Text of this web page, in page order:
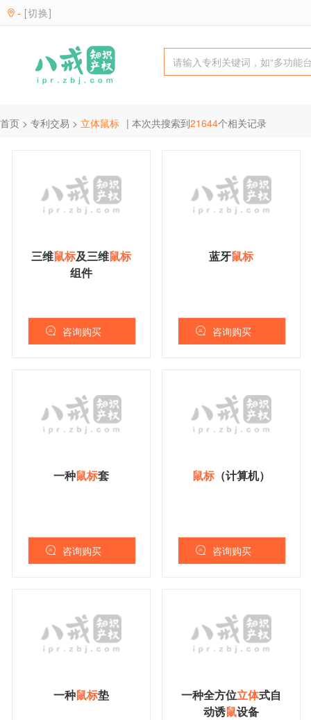
- [切换]
首页 > 专利交易 > 立体鼠标 | 本次共搜索到21644个相关记录
三维鼠标及三维鼠标
组件
咨询购买
蓝牙鼠标
咨询购买
一种鼠标套
咨询购买
鼠标（计算机）
咨询购买
一种鼠标垫 一种全方位立体式自
动诱鼠设备